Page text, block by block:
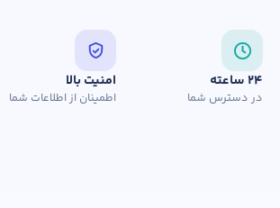
۲۴ ساعته
در دسترس شما
امنیت بالا
اطمینان از اطلاعات شما
فرم تعیین سطح